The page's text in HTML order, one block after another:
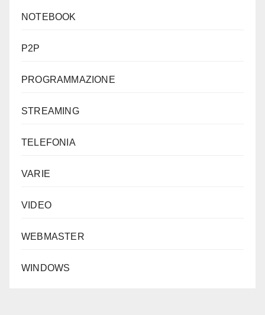
NOTEBOOK
P2P
PROGRAMMAZIONE
STREAMING
TELEFONIA
VARIE
VIDEO
WEBMASTER
WINDOWS